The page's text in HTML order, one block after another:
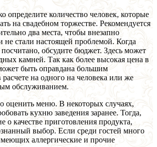
определите количество человек, которые
на свадебном торжестве. Рекомендуется
два места, чтобы внезапно
не стали настоящей проблемой. Когда
посчитано, обсудите бюджет. Здесь может
камней. Так как более высокая цена в
быть оправдана большим
на одного на человека или же
обслуживанием.
оценить меню. В некоторых случаях,
кухню заведения заранее. Тогда,
о качестве приготовления продукта,
выбор. Если среди гостей много
аллергические и прочие